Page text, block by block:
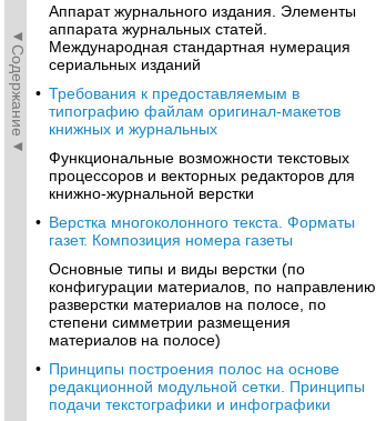
◄Содержание◄
Аппарат журнального издания. Элементы
аппарата журнальных статей.
Международная стандартная нумерация
сериальных изданий
• Требования к предоставляемым в
типографию файлам оригинал-макетов
книжных и журнальных
Функциональные возможности текстовых
процессоров и векторных редакторов для
книжно-журнальной верстки
• Верстка многоколонного текста. Форматы
газет. Композиция номера газеты
Основные типы и виды верстки (по
конфигурации материалов, по направлению
разверстки материалов на полосе, по
степени симметрии размещения
материалов на полосе)
• Принципы построения полос на основе
редакционной модульной сетки. Принципы
подачи текстографики и инфографики